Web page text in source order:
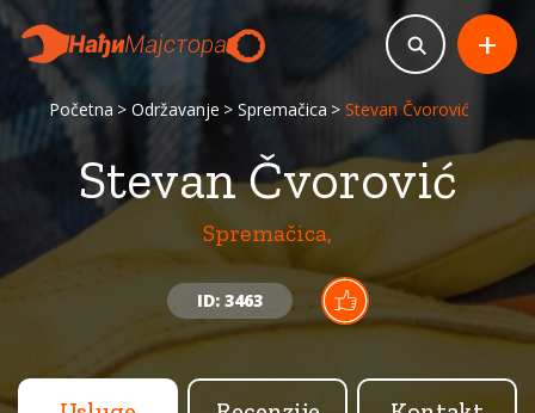
Početna Održavanje Spremačica Stevan Čvorović
Stevan Čvorović
Spremačica,
ID: 3463
+